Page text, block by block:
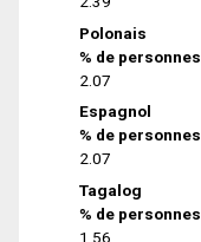
Polonais
% de personnes
2.07
Espagnol
% de personnes
2.07
Tagalog
% de personnes
1.56